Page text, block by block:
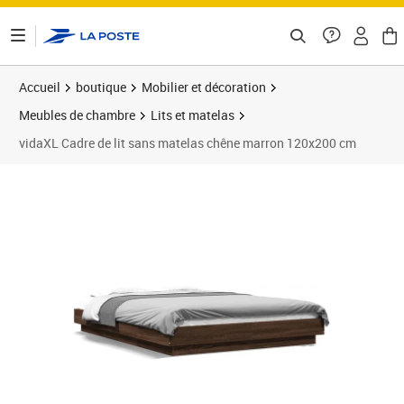
Accueil boutique
Mobilier et décoration
Meubles de chambre
Lits et matelas
vidaXL Cadre de lit sans matelas chêne marron 120x200 cm